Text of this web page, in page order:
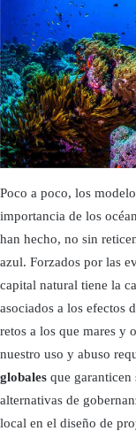
Poco a poco, los
importancia de los
han hecho, no sin
azul. Forzados por las
capital natural tiene la
asociados a los efectos
retos a los que mares y
nuestro uso y abuso
globales que garanticen
alternativas de
local en el diseño de